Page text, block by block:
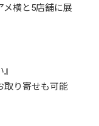
メ横と5店舗に展
取り寄せも可能